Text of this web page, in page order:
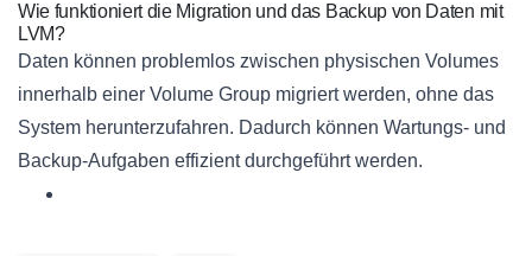
Wie funktioniert die Migration und das Backup von Daten mit
LVM?
Daten können problemlos zwischen physischen Volumes
innerhalb einer Volume Group migriert werden, ohne das
System herunterzufahren. Dadurch können Wartungs- und
Backup-Aufgaben effizient durchgeführt werden.